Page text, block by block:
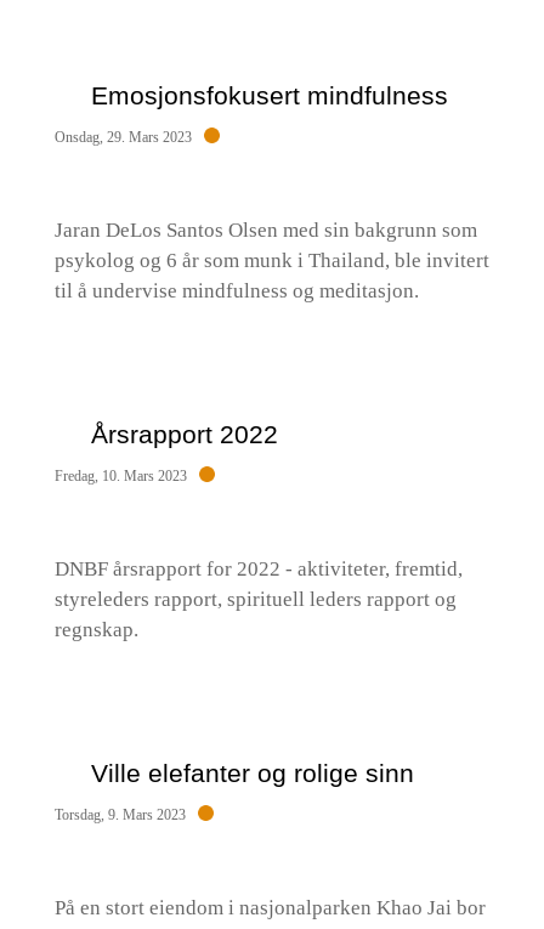
Emosjonsfokusert mindfulness
Onsdag, 29. Mars 2023
Jaran DeLos Santos Olsen med sin bakgrunn som
psykolog og 6 år som munk i Thailand, ble invitert
til å undervise mindfulness og meditasjon.
Årsrapport 2022
Fredag, 10. Mars 2023
DNBF årsrapport for 2022 - aktiviteter, fremtid,
styreleders rapport, spirituell leders rapport og
regnskap.
Ville elefanter og rolige sinn
Torsdag, 9. Mars 2023
På en stort eiendom i nasjonalparken Khao Jai bor